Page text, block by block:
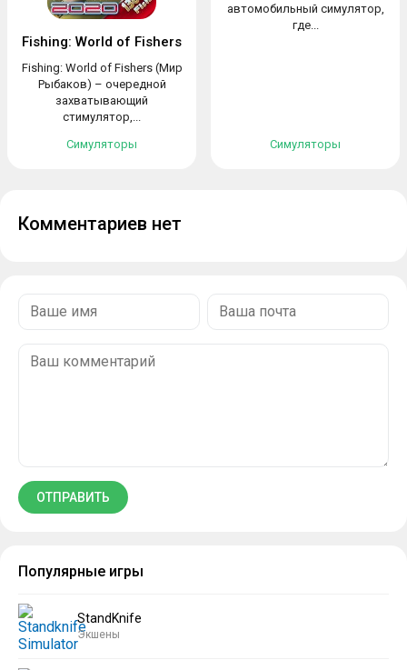
Fishing: World of Fishers
Fishing: World of Fishers (Мир
Рыбаков) – очередной
захватывающий
стимулятор,...
Симуляторы
автомобильный симулятор,
где...
Симуляторы
Комментариев нет
Популярные игры
StandKnife
Экшены